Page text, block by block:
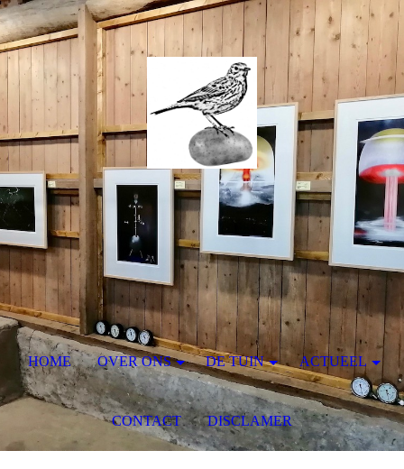
HOME OVER ONS DE TUIN ACTUEEL
CONTACT DISCLAMER